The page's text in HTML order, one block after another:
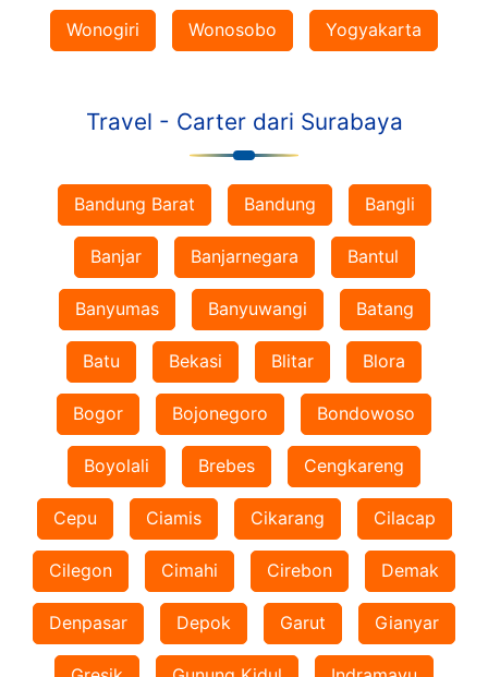
Wonogiri Wonosobo Yogyakarta
Travel - Carter dari Surabaya
Bandung Barat Bandung Bangli
Banjar Banjarnegara Bantul
Banyumas Banyuwangi Batang
Batu Bekasi Blitar Blora
Bogor Bojonegoro Bondowoso
Boyolali Brebes Cengkareng
Cepu Ciamis Cikarang Cilacap
Cilegon Cimahi Cirebon Demak
Denpasar Depok Garut Gianyar